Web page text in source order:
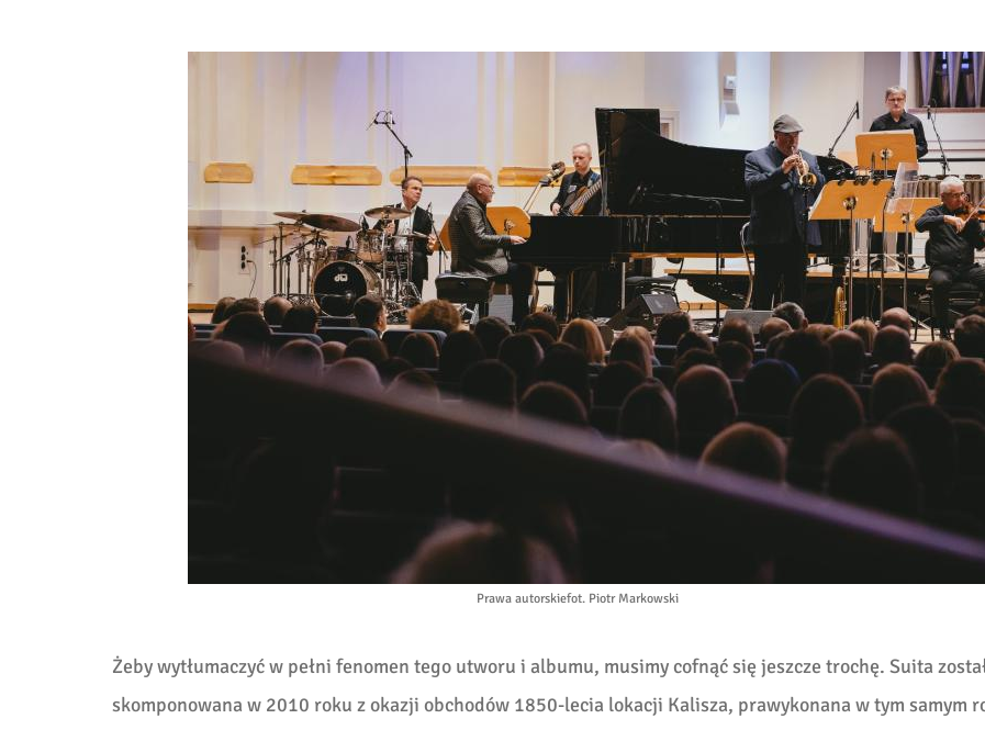
Prawa autorskiefot. Piotr Markowski
Żeby wytłumaczyć w pełni fenomen tego utworu i albumu, musimy cofnąć się jeszcze trochę. Suita
skomponowana w 2010 roku z okazji obchodów 1850-lecia lokacji Kalisza, prawykonana w tym samym